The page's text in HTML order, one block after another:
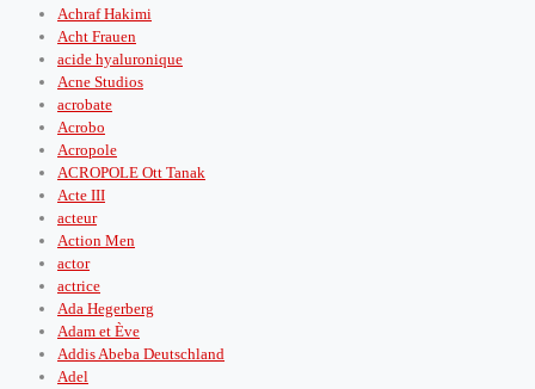
Achraf Hakimi
Acht Frauen
acide hyaluronique
Acne Studios
acrobate
Acrobo
Acropole
ACROPOLE Ott Tanak
Acte III
acteur
Action Men
actor
actrice
Ada Hegerberg
Adam et Ève
Addis Abeba Deutschland
Adel